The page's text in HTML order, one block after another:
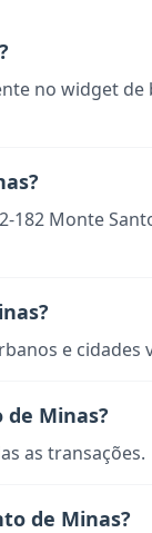
no widget de
182 Monte
e cidades
Minas?
as transações.
de Minas?